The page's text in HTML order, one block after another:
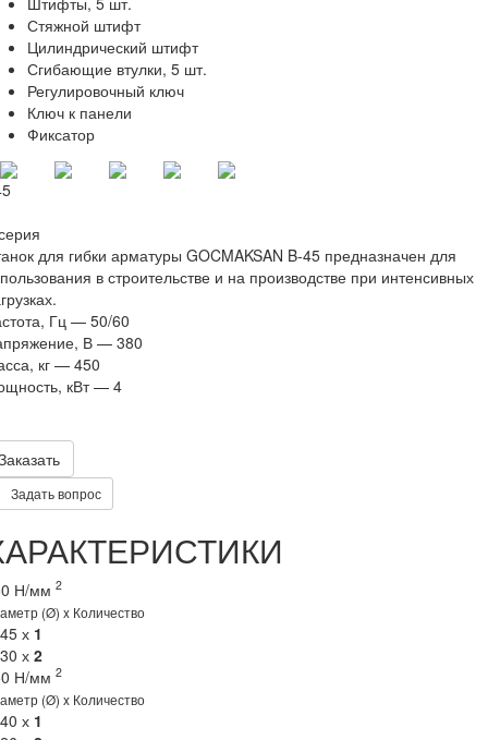
Стяжной штифт
Цилиндрический штифт
Сгибающие втулки, 5 шт.
Регулировочный ключ
Ключ к панели
Фиксатор
для гибки арматуры GOCMAKSAN B-45 предназначен для
в строительстве и на производстве при интенсивных
Гц — 50/60
В — 380
кг — 450
кВт — 4
Задать вопрос
Н/мм 2
(Ø) x Количество
х 1
х 2
Н/мм 2
(Ø) x Количество
х 1